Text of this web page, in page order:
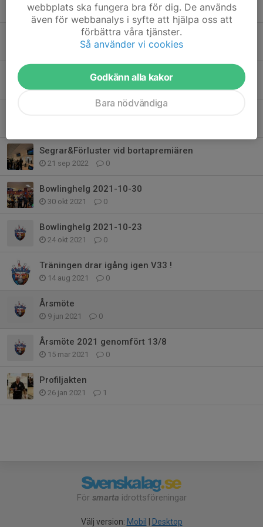
3 dec 2022 1
A-Laget vann första
3 dec 2022 0
Farmarlaget vann första matchen
Segrar&Förluster vid bortapremiären
21 sep 2022 0
Bowlinghelg 2021-10-30
30 okt 2021 0
Bowlinghelg 2021-10-23
24 okt 2021 0
Träningen drar igång igen V33 !
14 aug 2021 0
Årsmöte
9 jun 2021 0
Årsmöte 2021 genomfört 13/8
15 mar 2021 0
Profiljakten
26 jan 2021 1
För smarta idrottsföreningar
Välj version: Mobil | Desktop
webbplats ska fungera bra för dig. De används
även för webbanalys i syfte att hjälpa oss att
förbättra våra tjänster.
Så använder vi cookies
Godkänn alla kakor
Bara nödvändiga